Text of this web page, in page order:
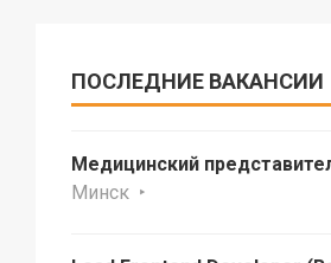
ПОСЛЕДНИЕ ВАКАНСИИ
Медицинский
Минск